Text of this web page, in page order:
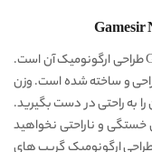
یکی از نقاط قوت مهم کنترلر GameSir Nova Lite طراحی ارگونومیک آن است.
و ساخته شده است. وزن
به راحتی در دست بگیرید.
خستگی و ناراحتی نخواهید